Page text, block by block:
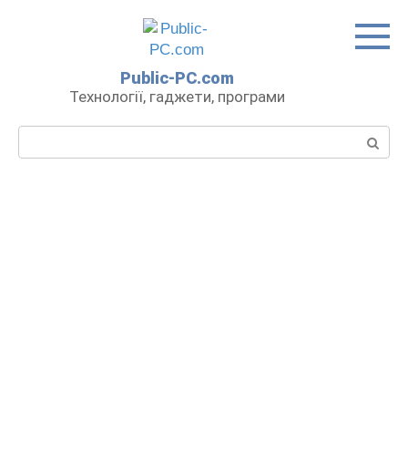
Public-PC.com
Технології, гаджети, програми